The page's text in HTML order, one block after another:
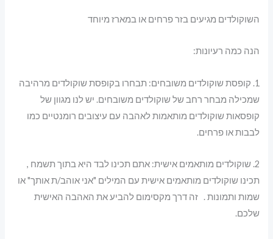
השוקולדים מגיעים בזר פרחים או במארז מיוחד
הנה כמה רעיונות:
1. קופסת שוקולדים משובחים: תבחרו בקופסת שוקולדים מרהיבה
שמכילה מבחר רחב של שוקולדים משובחים. יש לנו מגוון של
קופסאות שוקולדים מותאמות לאהבה עם עיצובים רומנטיים כמו
לבבות או פרחים.
2. שוקולדים מותאמים אישית: אתם תכינו לבד היא בתוך תשמח ,
תכינו שוקולדים מותאמים אישית עם המילים "אני אוהב/ת אותך" או
שמות ותמונות . זה דרך מקסימום להביע את האהבה האישית
שלכם.